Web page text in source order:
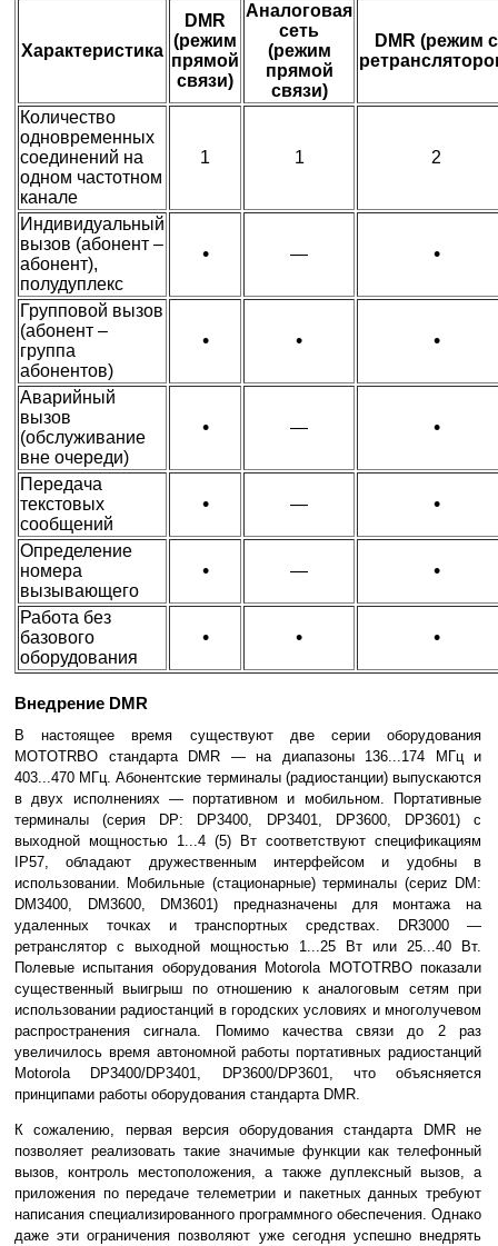
Характеристика
DMR
(режим
прямой
связи)
Аналоговая
сеть
(режим
прямой
связи)
DMR (режим с
Количество
одновременных
соединений на
одном частотном
канале
1 1 2
Индивидуальный
вызов (абонент –
абонент),
полудуплекс
• — •
Групповой вызов
(абонент –
группа
абонентов)
• • •
Аварийный
вызов
(обслуживание
вне очереди)
• — •
Передача
текстовых
сообщений
• — •
Определение
номера
вызывающего
• — •
Работа без
базового
оборудования
• • •
Внедрение DMR
В настоящее время существуют две серии оборудования
MOTOTRBO стандарта DMR — на диапазоны 136...174 МГц и
403...470 МГц. Абонентские терминалы (радиостанции) выпускаются
в двух исполнениях — портативном и мобильном. Портативные
терминалы (серия DP: DP3400, DP3401, DP3600, DP3601) с
выходной мощностью 1...4 (5) Вт соответствуют спецификациям
IP57, обладают дружественным интерфейсом и удобны в
использовании. Мобильные (стационарные) терминалы (сериz DM:
DM3400, DM3600, DM3601) предназначены для монтажа на
удаленных точках и транспортных средствах. DR3000 —
ретранслятор с выходной мощностью 1...25 Вт или 25...40 Вт.
Полевые испытания оборудования Motorola MOTOTRBO показали
существенный выигрыш по отношению к аналоговым сетям при
использовании радиостанций в городских условиях и многолучевом
распространения сигнала. Помимо качества связи до 2 раз
увеличилось время автономной работы портативных радиостанций
Motorola DP3400/DP3401, DP3600/DP3601, что объясняется
принципами работы оборудования стандарта DMR.
К сожалению, первая версия оборудования стандарта DMR не
позволяет реализовать такие значимые функции как телефонный
вызов, контроль местоположения, а также дуплексный вызов, а
приложения по передаче телеметрии и пакетных данных требуют
написания специализированного программного обеспечения. Однако
даже эти ограничения позволяют уже сегодня успешно внедрять